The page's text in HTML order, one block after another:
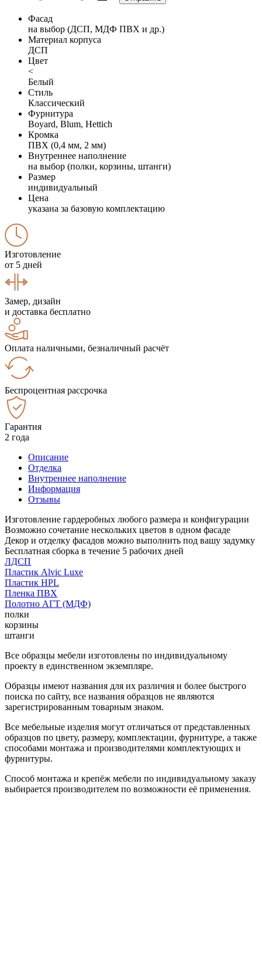
Фасад
на выбор (ДСП, МДФ ПВХ и др.)
Материал корпуса
ДСП
Цвет
<
Белый
Стиль
Классический
Фурнитура
Boyard, Blum, Hettich
Кромка
ПВХ (0,4 мм, 2 мм)
Внутреннее наполнение
на выбор (полки, корзины, штанги)
Размер
индивидуальный
Цена
указана за базовую комплектацию
Изготовление
от 5 дней
Замер, дизайн
и доставка бесплатно
Оплата наличными, безналичный расчёт
Беспроцентная рассрочка
Гарантия
2 года
Описание
Отделка
Внутреннее наполнение
Информация
Отзывы
Изготовление гардеробных любого размера и конфигурации
Возможно сочетание нескольких цветов в одном фасаде
Декор и отделку фасадов можно выполнить под вашу задумку
Бесплатная сборка в течение 5 рабочих дней
ЛДСП
Пластик Alvic Luxe
Пластик HPL
Пленка ПВХ
Полотно АГТ (МДФ)
полки
корзины
штанги
Все образцы мебели изготовлены по индивидуальному
проекту в единственном экземпляре.
Образцы имеют названия для их различия и более быстрого
поиска по сайту, все названия образцов не являются
зарегистрированным товарным знаком.
Все мебельные изделия могут отличаться от представленных
образцов по цвету, размеру, комплектации, фурнитуре, а также
способами монтажа и производителями комплектующих и
фурнитуры.
Способ монтажа и крепёж мебели по индивидуальному заказу
выбирается производителем по возможности её применения.